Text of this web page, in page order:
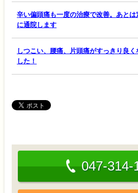
辛い偏頭痛も一度の治療で改善。あとは
に通院します
しつこい、腰痛、片頭痛がすっきり良く
した！
047-314-